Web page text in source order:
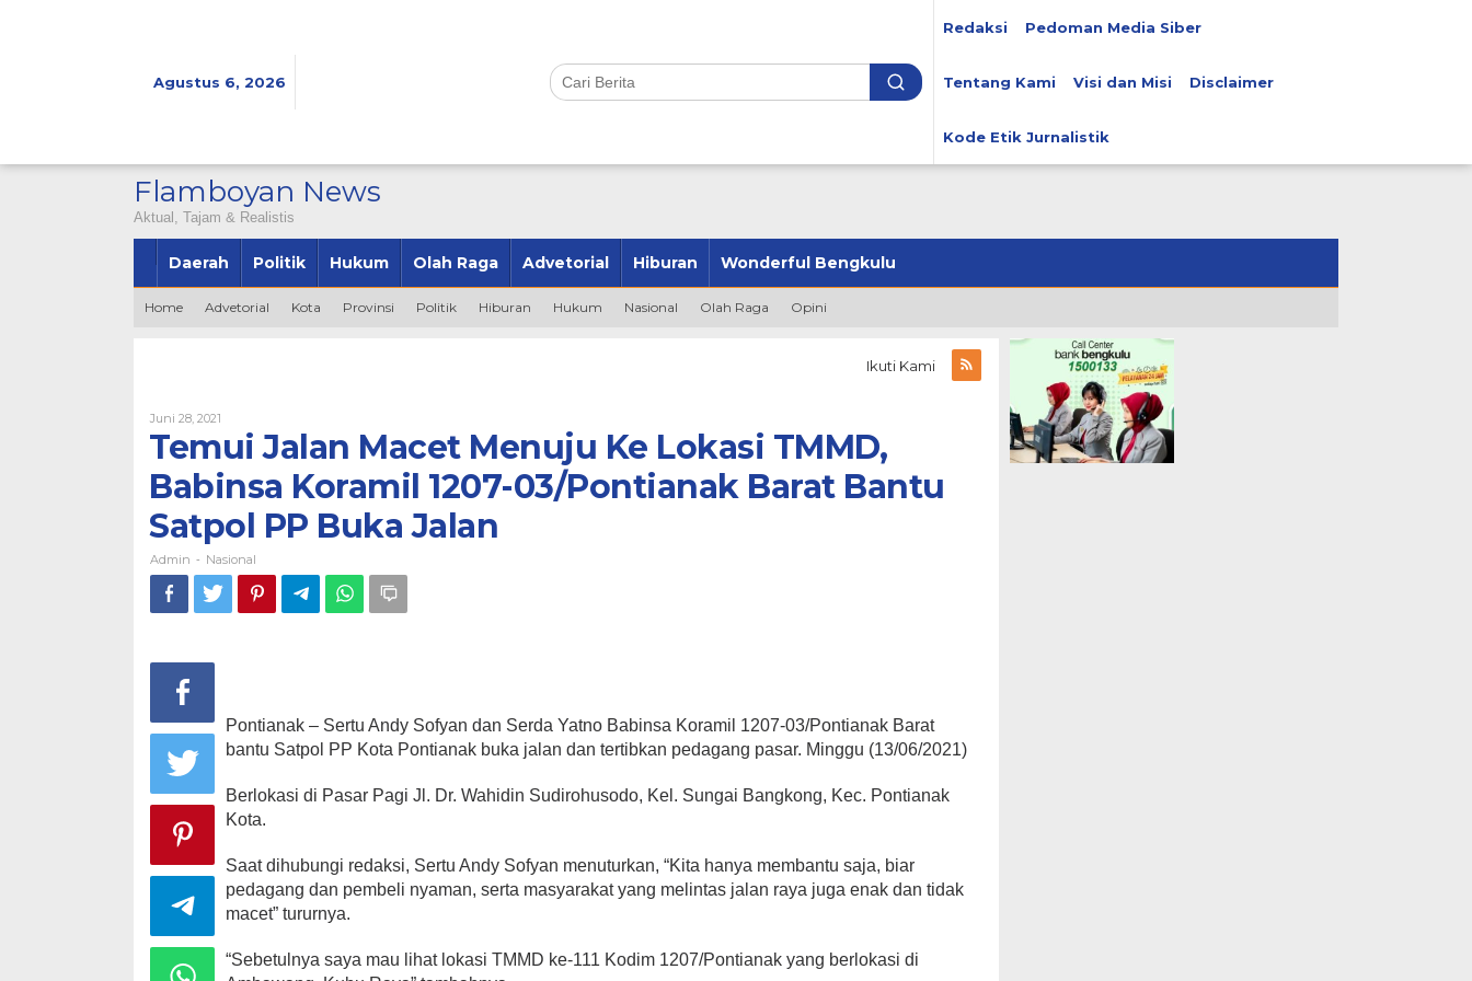
Agustus 6, 2026
Redaksi Pedoman Media Siber
Tentang Kami Visi dan Misi Disclaimer
Kode Etik Jurnalistik
Flamboyan News
Aktual, Tajam & Realistis
Daerah Politik Hukum Olah Raga Advetorial Hiburan Wonderful Bengkulu
Home Advetorial Kota Provinsi Politik Hiburan Hukum Nasional Olah Raga Opini
Ikuti Kami
Juni 28, 2021
Admin
Temui Jalan Macet Menuju Ke Lokasi TMMD,
Babinsa Koramil 1207-03/Pontianak Barat Bantu
Satpol PP Buka Jalan
Admin - Nasional
Pontianak – Sertu Andy Sofyan dan Serda Yatno Babinsa Koramil 1207-03/Pontianak Barat
bantu Satpol PP Kota Pontianak buka jalan dan tertibkan pedagang pasar. Minggu (13/06/2021)
Berlokasi di Pasar Pagi Jl. Dr. Wahidin Sudirohusodo, Kel. Sungai Bangkong, Kec. Pontianak
Kota.
Saat dihubungi redaksi, Sertu Andy Sofyan menuturkan, “Kita hanya membantu saja, biar
pedagang dan pembeli nyaman, serta masyarakat yang melintas jalan raya juga enak dan tidak
macet” tururnya.
“Sebetulnya saya mau lihat lokasi TMMD ke-111 Kodim 1207/Pontianak yang berlokasi di